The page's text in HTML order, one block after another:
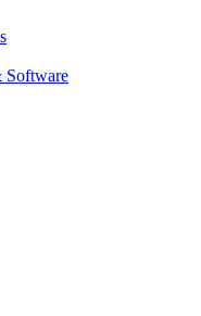
Software